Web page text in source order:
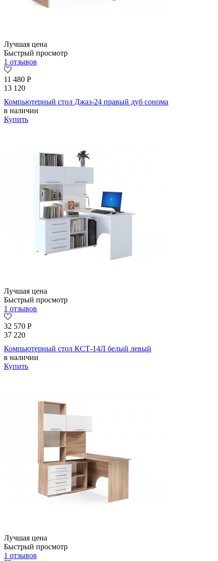
Лучшая цена
Быстрый просмотр
1 отзывов
11 480 Р
13 120
Компьютерный стол Джаз-24 правый дуб сонома
в наличии
Купить
Лучшая цена
Быстрый просмотр
1 отзывов
32 570 Р
37 220
Компьютерный стол КСТ-14Л белый левый
в наличии
Купить
Лучшая цена
Быстрый просмотр
1 отзывов